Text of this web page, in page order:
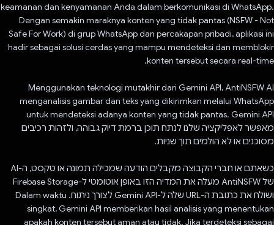
keamanan dan kenyamanan Anda dalam berkomunikasi di WhatsApp.
Dengan semakin maraknya konten yang tidak pantas (NSFW - Not
Safe For Work) di grup WhatsApp dan percakapan pribadi, aplikasi ini
hadir sebagai solusi cerdas yang mampu mendeteksi dan memblokir
konten tersebut secara real-time.
Menggunakan teknologi mutakhir dari Gemini API, AntiNSFW AI
menganalisis gambar dan teks yang dikirimkan melalui WhatsApp
untuk mendeteksi adanya konten yang tidak pantas. Gemini API
מאפשר לאפליקציה שלנו לנתח תוכן ברמת דיוק גבוהה, ולזהות רכיבים
מסוכנים או לא הולמים תוך שניות.
כשאתם או חברי הקבוצה מקבלים הודעה שמכילה תמונה או טקסט, ה-AI
של AntiNSFW מעלה את המדיה הזו באופן אוטומטי ל-Firebase Storage
ושולח את כתובת ה-URL שלה ל-Gemini API לצורך ניתוח. Dalam waktu
singkat, Gemini API memberikan hasil analisis yang menentukan
apakah konten tersebut aman atau tidak. Jika terdeteksi sebagai